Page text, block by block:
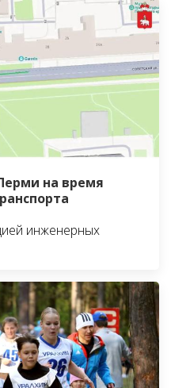
на время
инженерных